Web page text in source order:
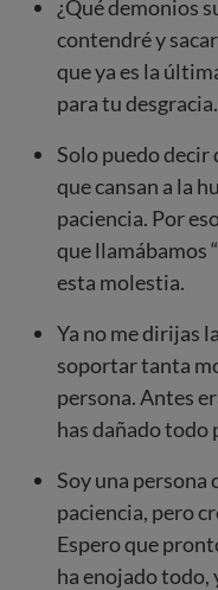
¿Qué demonios
contendré y
que ya es la
para tu desgracia.
Solo puedo decir
que cansan a la
paciencia. Por
que llamábamos
esta molestia.
Ya no me dirijas
soportar tanta
persona. Antes
has dañado todo
Soy una persona
paciencia, pero
Espero que
ha enojado todo,